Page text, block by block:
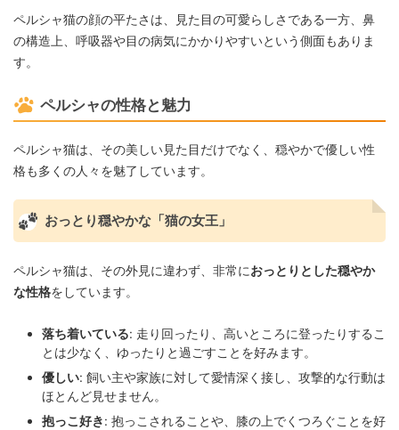
ペルシャ猫の顔の平たさは、見た目の可愛らしさである一方、鼻
の構造上、呼吸器や目の病気にかかりやすいという側面もありま
す。
ペルシャの性格と魅力
ペルシャ猫は、その美しい見た目だけでなく、穏やかで優しい性
格も多くの人々を魅了しています。
おっとり穏やかな「猫の女王」
ペルシャ猫は、その外見に違わず、非常におっとりとした穏やか
な性格をしています。
落ち着いている: 走り回ったり、高いところに登ったりするこ
とは少なく、ゆったりと過ごすことを好みます。
優しい: 飼い主や家族に対して愛情深く接し、攻撃的な行動は
ほとんど見せません。
抱っこ好き: 抱っこされることや、膝の上でくつろぐことを好